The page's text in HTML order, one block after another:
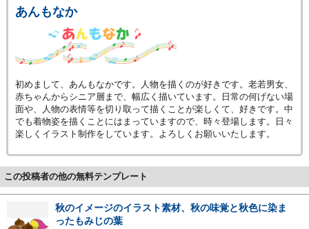
あんもなか
初めまして、あんもなかです。人物を描くのが好きです。老若男女、
赤ちゃんからシニア層まで、幅広く描いています。日常の何げない場
面や、人物の表情等を切り取って描くことが楽しくて、好きです。中
でも着物姿を描くことにはまっていますので、時々登場します。日々
楽しくイラスト制作をしています。よろしくお願いいたします。
この投稿者の他の無料テンプレート
秋のイメージのイラスト素材、秋の味覚と秋色に染ま
ったもみじの葉